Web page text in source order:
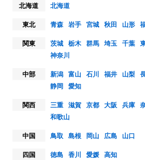
北海道
北海道
東北
青森 岩手 宮城 秋田 山形
関東
茨城 栃木 群馬 埼玉 千葉
神奈川
中部
新潟 富山 石川 福井 山梨
静岡 愛知
関西
三重 滋賀 京都 大阪 兵庫
和歌山
中国
鳥取 島根 岡山 広島
山口
四国
徳島 香川 愛媛 高知